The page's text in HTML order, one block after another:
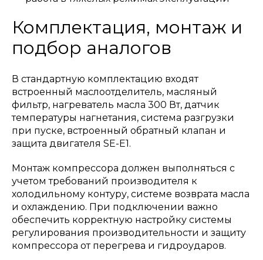
Комплектация, монтаж и
подбор аналогов
В стандартную комплектацию входят
встроенный маслоотделитель, масляный
фильтр, нагреватель масла 300 Вт, датчик
температуры нагнетания, система разгрузки
при пуске, встроенный обратный клапан и
защита двигателя SE-E1.
Монтаж компрессора должен выполняться с
учетом требований производителя к
холодильному контуру, системе возврата масла
и охлаждению. При подключении важно
обеспечить корректную настройку системы
регулирования производительности и защиту
компрессора от перегрева и гидроударов.